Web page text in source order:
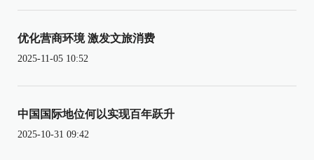
优化营商环境 激发文旅消费
2025-11-05 10:52
中国国际地位何以实现百年跃升
2025-10-31 09:42